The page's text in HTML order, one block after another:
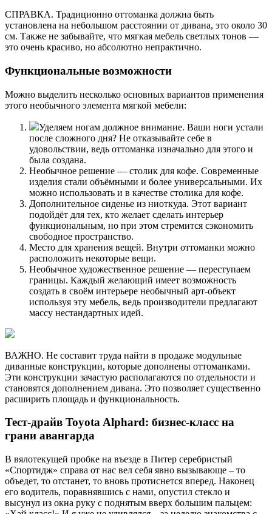
СПРАВКА. Традиционно оттоманка должна быть
установлена на небольшом расстоянии от дивана, это около 30
см. Также не забывайте, что мягкая мебель светлых тонов —
это очень красиво, но абсолютно непрактично.
Функциональные возможности
Можно выделить несколько основных вариантов применения
этого необычного элемента мягкой мебели:
Уделяем ногам должное внимание. Ваши ноги устали
после сложного дня? Не отказывайте себе в
удовольствии, ведь оттоманка изначально для этого и
была создана.
Необычное решение — столик для кофе. Современные
изделия стали объёмными и более универсальными. Их
можно использовать и в качестве столика для кофе.
Дополнительное сиденье из ниоткуда. Этот вариант
подойдёт для тех, кто желает сделать интерьер
функциональным, но при этом стремится сэкономить
свободное пространство.
Место для хранения вещей. Внутри оттоманки можно
расположить некоторые вещи.
Необычное художественное решение — переступаем
границы. Каждый желающий имеет возможность
создать в своём интерьере необычный арт-объект
используя эту мебель, ведь производители предлагают
массу нестандартных идей.
ВАЖНО. Не составит труда найти в продаже модульные
диванные конструкции, которые дополнены оттоманками.
Эти конструкции зачастую располагаются по отдельности и
становятся дополнением дивана. Это позволяет существенно
расширить площадь и функциональность.
Тест-драйв Toyota Alphard: бизнес-класс на
грани авангарда
В вялотекущей пробке на въезде в Питер серебристый
«Спортидж» справа от нас вел себя явно вызывающе – то
объедет, то отстанет, то вновь протиснется вперед. Наконец
его водитель, поравнявшись с нами, опустил стекло и
высунул из окна руку с поднятым вверх большим пальцем: